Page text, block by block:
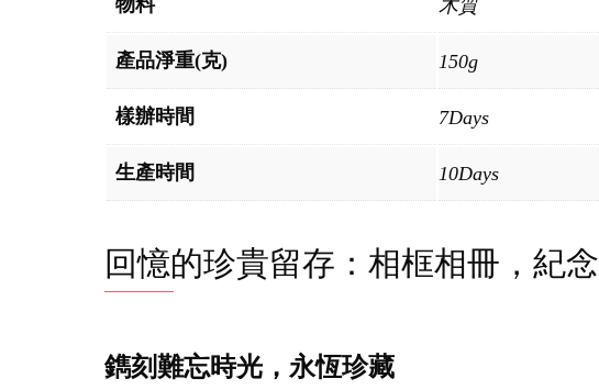
物料 木質
產品淨重(克) 150g
樣辦時間 7Days
生產時間 10Days
回憶的珍貴留存：相框相冊，紀
鐫刻難忘時光，永恆珍藏